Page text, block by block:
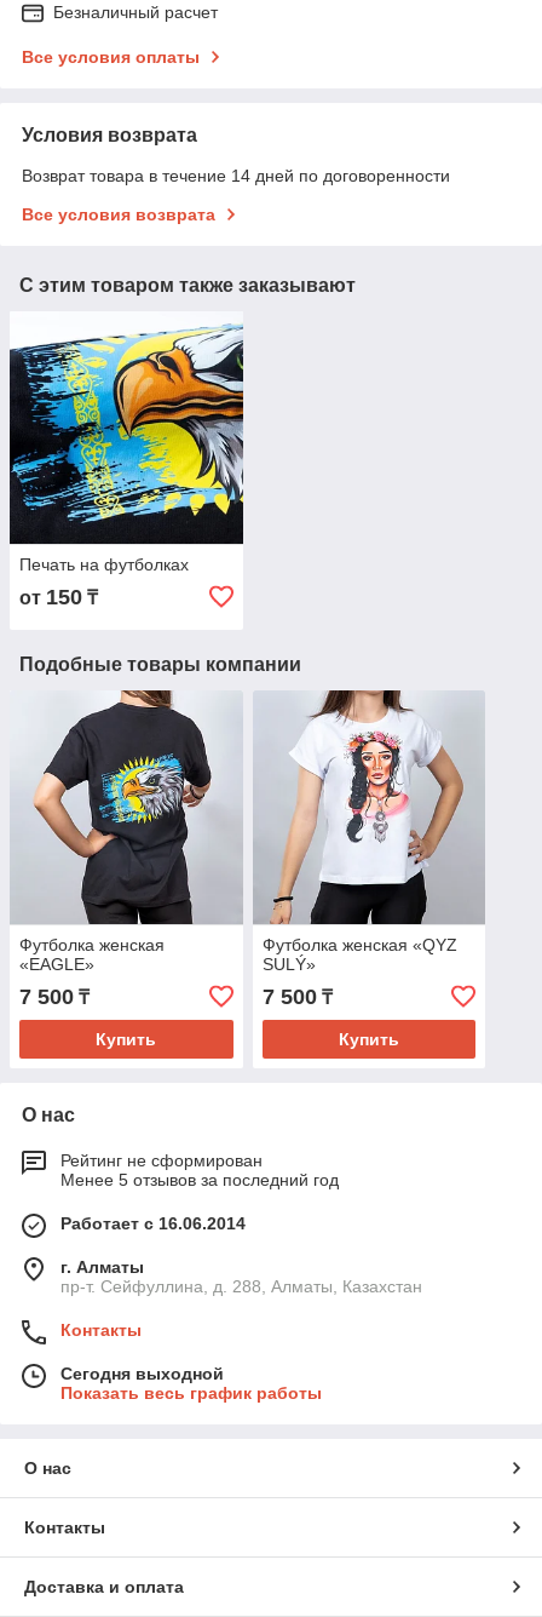
Безналичный расчет
Все условия оплаты
Условия возврата
Возврат товара в течение 14 дней по договоренности
Все условия возврата
С этим товаром также заказывают
Печать на футболках
от 150 ₸
Подобные товары компании
Футболка женская
«EAGLE»
7 500 ₸
Купить
Футболка женская «QYZ
SULÝ»
7 500₸
Купить
О нас
Рейтинг не сформирован
Менее 5 отзывов за последний год
Работает с 16.06.2014
г. Алматы
пр-т. Сейфуллина, д. 288, Алматы, Казахстан
Контакты
Сегодня выходной
Показать весь график работы
О нас
Контакты
Доставка и оплата